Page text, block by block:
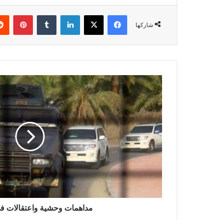
شاركها
فيسبوك X لينكدإن
مداهمات وحشية واعتقالات